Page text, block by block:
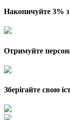
Накопичуйте 3% з
Отримуйте
Зберігайте свою